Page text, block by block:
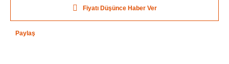
Fiyatı Düşünce Haber Ver
Paylaş